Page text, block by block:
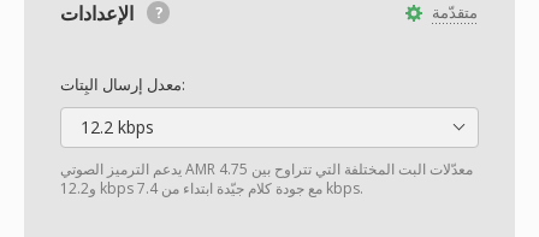
متقدّمة
معدل إرسال البِتات:
12.2 kbps
يدعم الترميز الصوتي AMR معدّلات البت المختلفة التي تتراوح بين 4.75
و12.2 kbps مع جودة كلام جيّدة ابتداء من 7.4 kbps.